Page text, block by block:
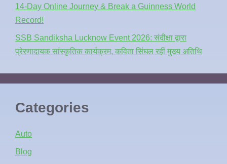
14-Day Online Journey & Break a Guinness World
Record!
SSB Sandiksha Lucknow Event 2026: संदीक्षा द्वारा
प्रेरणादायक सांस्कृतिक कार्यक्रम, कविता सिंघल रहीं मुख्य अतिथि
Categories
Auto
Blog